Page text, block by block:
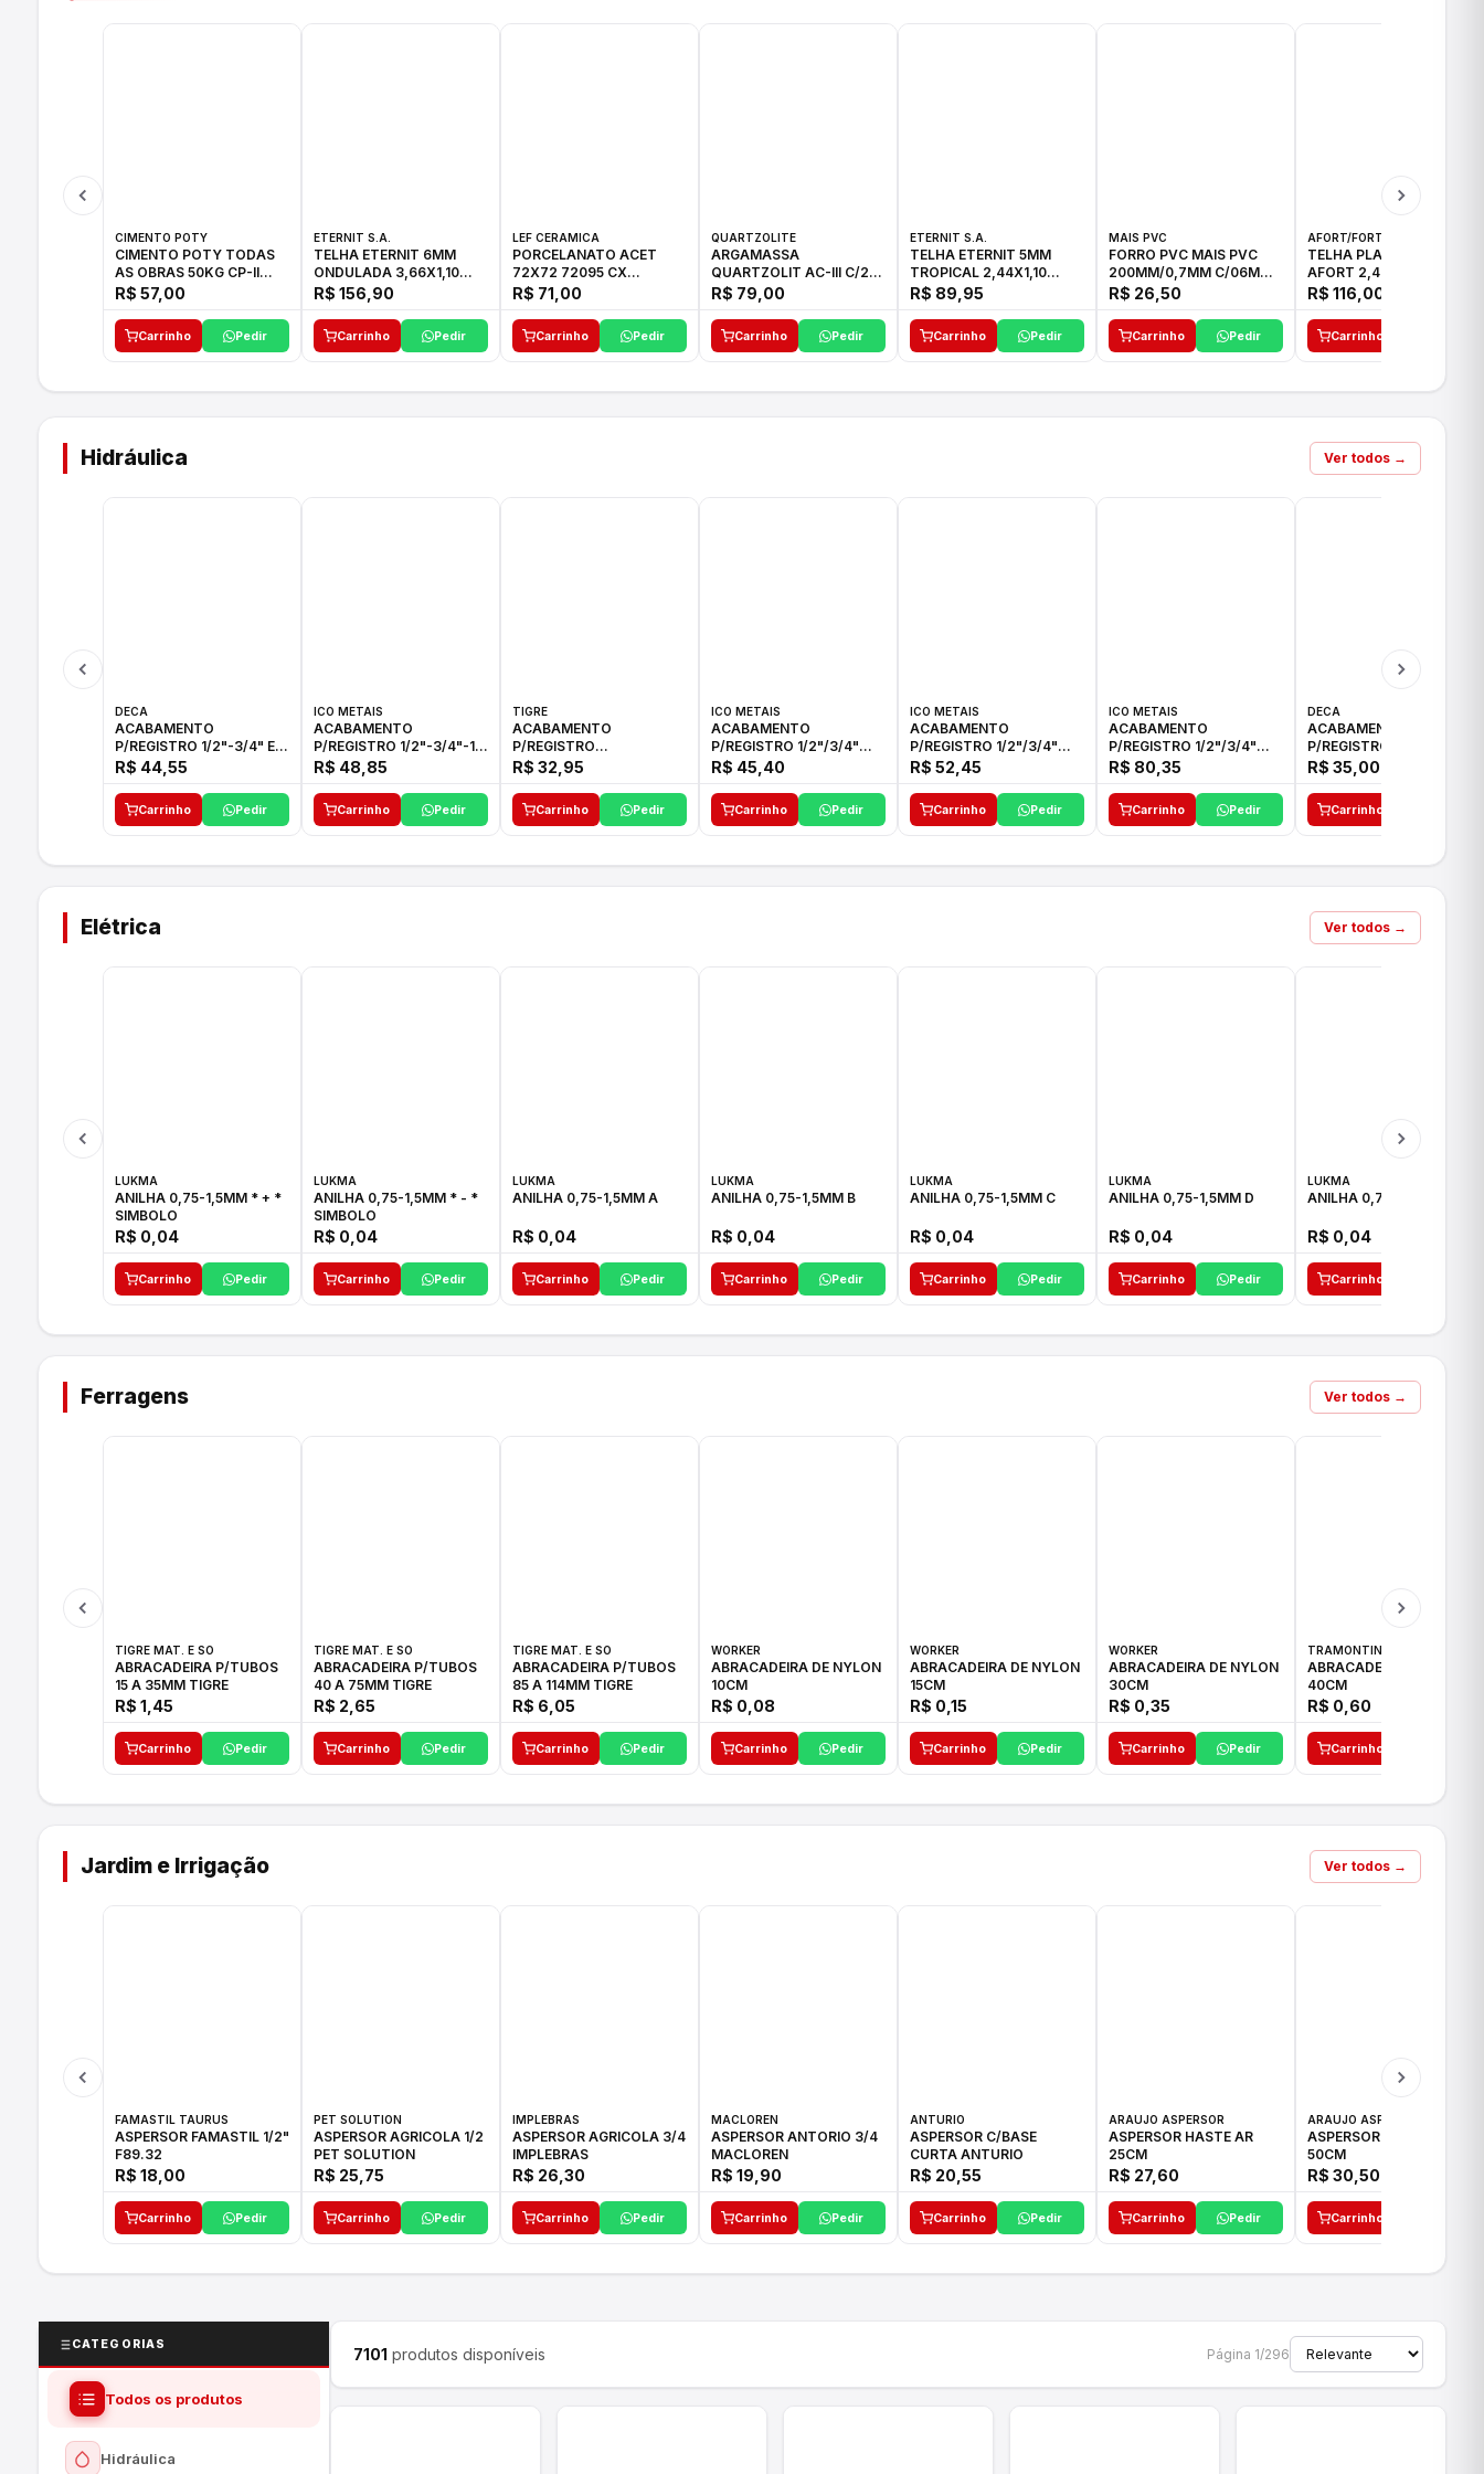
CIMENTO POTY
CIMENTO POTY TODAS
AS OBRAS 50KG CP-II
F/32
R$ 57,00
Carrinho Pedir
ETERNIT S.A.
TELHA ETERNIT 6MM
ONDULADA 3,66X1,10
48,80KG
R$ 156,90
Carrinho Pedir
LEF CERAMICA
PORCELANATO ACET
72X72 72095 CX
C/2,59M2
R$ 71,00
Carrinho Pedir
QUARTZOLITE
ARGAMASSA
QUARTZOLIT AC-III C/20
KG
R$ 79,00
Carrinho Pedir
ETERNIT S.A.
TELHA ETERNIT 5MM
TROPICAL 2,44X1,10
27,10KG
R$ 89,95
Carrinho Pedir
MAIS PVC
FORRO PVC MAIS PVC
200MM/0,7MM C/06M
BRANCO
R$ 26,50
Carrinho Pedir
AFORT/FORTLEV
TELHA PLAN COLONIAL
AFORT 2,42MX0,88CM
R$ 116,00
Carrinho
Hidráulica Ver todos →
DECA
ACABAMENTO
P/REGISTRO 1/2"-3/4" E
1"C21.PQ DECA
R$ 44,55
Carrinho Pedir
ICO METAIS
ACABAMENTO
P/REGISTRO 1/2"-3/4"-1"
ACB M CS 33 ICO
R$ 48,85
Carrinho Pedir
TIGRE
ACABAMENTO
P/REGISTRO
1/2"-3/4"-1"ELLA CROSS
R$ 32,95
Carrinho Pedir
ICO METAIS
ACABAMENTO
P/REGISTRO 1/2"/3/4"
1416 ACB 33 E ICO
R$ 45,40
Carrinho Pedir
ICO METAIS
ACABAMENTO
P/REGISTRO 1/2"/3/4"
1416 C-50 ICO
R$ 52,45
Carrinho Pedir
ICO METAIS
ACABAMENTO
P/REGISTRO 1/2"/3/4"
ACB CS ALV E ICO
R$ 80,35
Carrinho Pedir
DECA
ACABAMENTO
P/REGISTRO 1/2"/3/4" C-
35 DECA
R$ 35,00
Carrinho
Elétrica Ver todos →
LUKMA
ANILHA 0,75-1,5MM * + *
SIMBOLO
R$ 0,04
Carrinho Pedir
LUKMA
ANILHA 0,75-1,5MM * - *
SIMBOLO
R$ 0,04
Carrinho Pedir
LUKMA
ANILHA 0,75-1,5MM A
R$ 0,04
Carrinho Pedir
LUKMA
ANILHA 0,75-1,5MM B
R$ 0,04
Carrinho Pedir
LUKMA
ANILHA 0,75-1,5MM C
R$ 0,04
Carrinho Pedir
LUKMA
ANILHA 0,75-1,5MM D
R$ 0,04
Carrinho Pedir
LUKMA
ANILHA 0,75-1,5MM E
R$ 0,04
Carrinho
Ferragens Ver todos →
TIGRE MAT. E SO
ABRACADEIRA P/TUBOS
15 A 35MM TIGRE
R$ 1,45
Carrinho Pedir
TIGRE MAT. E SO
ABRACADEIRA P/TUBOS
40 A 75MM TIGRE
R$ 2,65
Carrinho Pedir
TIGRE MAT. E SO
ABRACADEIRA P/TUBOS
85 A 114MM TIGRE
R$ 6,05
Carrinho Pedir
WORKER
ABRACADEIRA DE NYLON
10CM
R$ 0,08
Carrinho Pedir
WORKER
ABRACADEIRA DE NYLON
15CM
R$ 0,15
Carrinho Pedir
WORKER
ABRACADEIRA DE NYLON
30CM
R$ 0,35
Carrinho Pedir
TRAMONTINA
ABRACADEIRA DE NYLON
40CM
R$ 0,60
Carrinho
Jardim e Irrigação Ver todos →
FAMASTIL TAURUS
ASPERSOR FAMASTIL 1/2"
F89.32
R$ 18,00
Carrinho Pedir
PET SOLUTION
ASPERSOR AGRICOLA 1/2
PET SOLUTION
R$ 25,75
Carrinho Pedir
IMPLEBRAS
ASPERSOR AGRICOLA 3/4
IMPLEBRAS
R$ 26,30
Carrinho Pedir
MACLOREN
ASPERSOR ANTORIO 3/4
MACLOREN
R$ 19,90
Carrinho Pedir
ANTURIO
ASPERSOR C/BASE
CURTA ANTURIO
R$ 20,55
Carrinho Pedir
ARAUJO ASPERSOR
ASPERSOR HASTE AR
25CM
R$ 27,60
Carrinho Pedir
ARAUJO ASPERSOR
ASPERSOR HASTE AR
50CM
R$ 30,50
Carrinho
CATEGORIAS
Todos os produtos
Hidráulica
7101 produtos disponíveis Página 1/296